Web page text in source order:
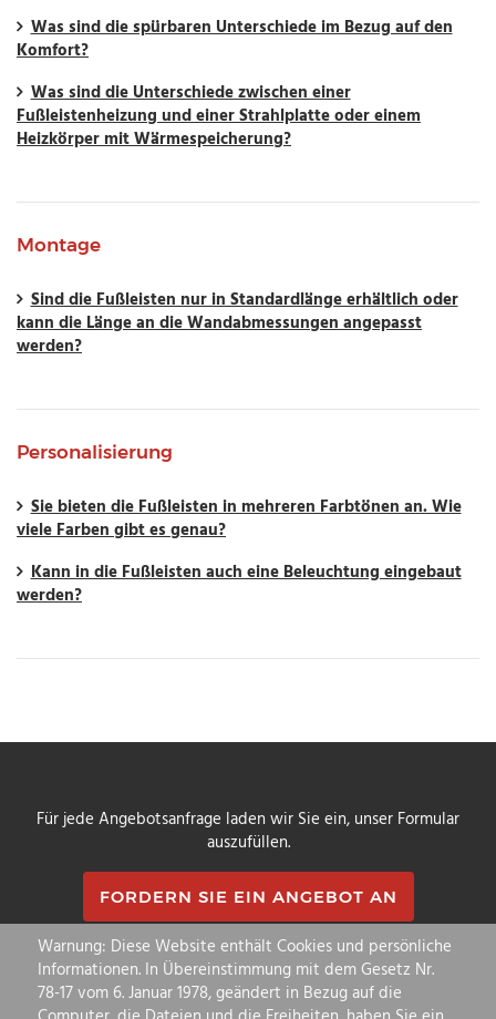
Was sind die spürbaren Unterschiede im Bezug auf den
Komfort?
Was sind die Unterschiede zwischen einer
Fußleistenheizung und einer Strahlplatte oder einem
Heizkörper mit Wärmespeicherung?
Montage
Sind die Fußleisten nur in Standardlänge erhältlich oder
kann die Länge an die Wandabmessungen angepasst
werden?
Personalisierung
Sie bieten die Fußleisten in mehreren Farbtönen an. Wie
viele Farben gibt es genau?
Kann in die Fußleisten auch eine Beleuchtung eingebaut
werden?
Ecomaticbasiert inAlsace
Für jede Angebotsanfrage laden wir Sie ein, unser Formular
auszufüllen.
FORDERN SIE EIN ANGEBOT AN
Warnung: Diese Website enthält Cookies und persönliche
Informationen. In Übereinstimmung mit dem Gesetz Nr.
78-17 vom 6. Januar 1978, geändert in Bezug auf die